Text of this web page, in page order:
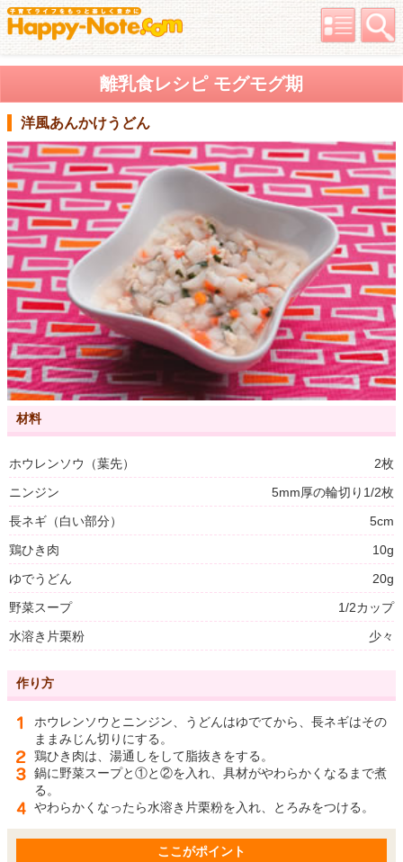
離乳食レシピ モグモグ期
洋風あんかけうどん
材料
ホウレンソウ（葉先）
2枚
ニンジン
5mm厚の輪切り1/2枚
長ネギ（白い部分）
5cm
鶏ひき肉
10g
ゆでうどん
20g
野菜スープ
1/2カップ
水溶き片栗粉
少々
作り方
ホウレンソウとニンジン、うどんはゆでてから、長ネギはその
ままみじん切りにする。
鶏ひき肉は、湯通しをして脂抜きをする。
鍋に野菜スープと①と②を入れ、具材がやわらかくなるまで煮
る。
やわらかくなったら水溶き片栗粉を入れ、とろみをつける。
ここがポイント